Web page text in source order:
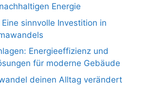
Energie
sinnvolle Investition in
Energieeffizienz und
für moderne Gebäude
deinen Alltag verändert